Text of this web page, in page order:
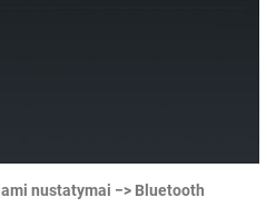
nustatymai −> Bluetooth